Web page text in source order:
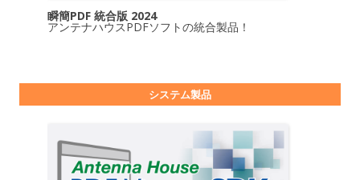
瞬簡PDF 統合版 2024
アンテナハウスPDFソフトの統合製品！
システム製品